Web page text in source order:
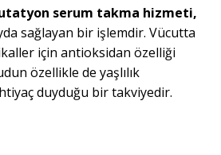
serum takma hizmeti,
sağlayan bir işlemdir. Vücutta
için antioksidan özelliği
özellikle de yaşlılık
duyduğu bir takviyedir.